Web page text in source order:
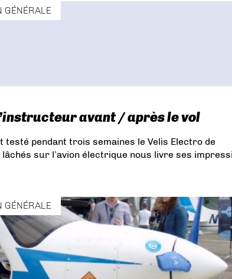
GÉNÉRALE
avant / après le vol
testé pendant trois semaines le Velis Electro de
sur l’avion électrique nous livre ses
GÉNÉRALE